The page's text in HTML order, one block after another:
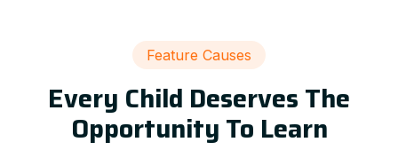
Feature Causes
Every Child Deserves The
Opportunity To Learn